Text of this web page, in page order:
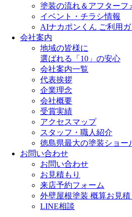
塗装の流れ＆アフターフ
イベント・チラシ情報
AIナカポンくん ご利用ガ
会社案内
地域の皆様に
選ばれる「10」の安心
会社案内一覧
代表挨拶
企業理念
会社概要
受賞実績
アクセスマップ
スタッフ・職人紹介
徳島県最大の塗装ショー
お問い合わせ
お問い合わせ
お見積もり
来店予約フォーム
外壁屋根塗装 概算お見積
LINE相談